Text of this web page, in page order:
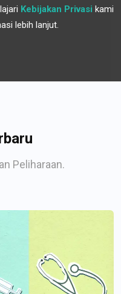
Kebijakan Privasi kami
lebih lanjut.
Peliharaan.